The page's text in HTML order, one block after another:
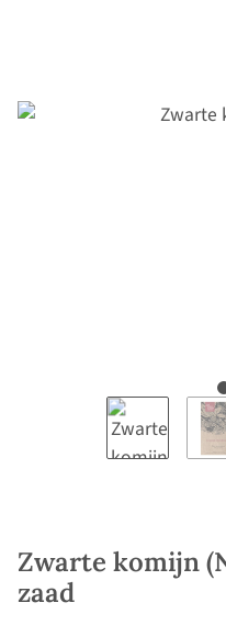
Zwarte komijn
zaad